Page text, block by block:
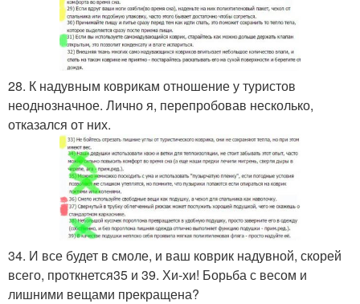
28. К надувным коврикам отношение у туристов
неоднозначное. Лично я, перепробовав несколько,
отказался от них.
34. И все будет в смоле, и ваш коврик надувной, скорей
всего, проткнется35 и 39. Хи-хи! Борьба с весом и
лишними вещами прекращена?